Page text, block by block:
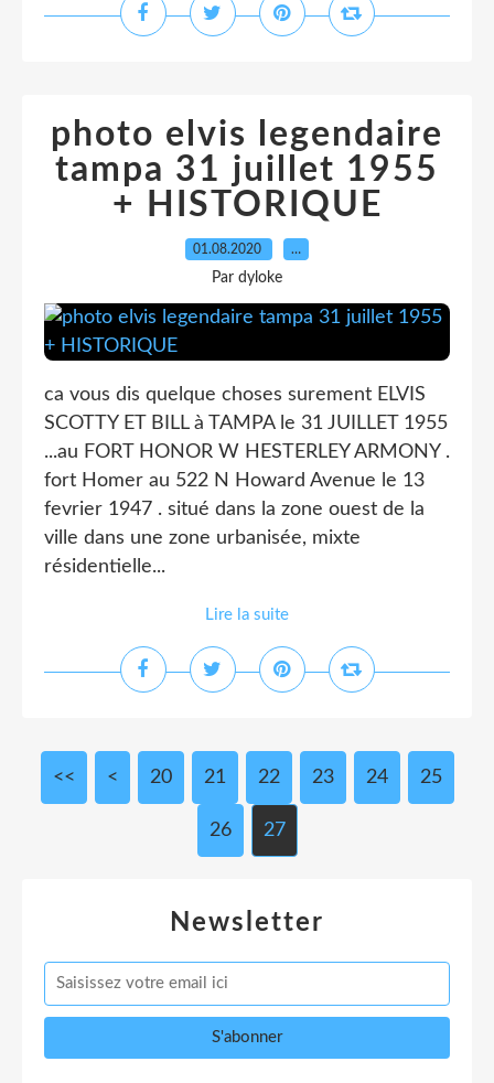
photo elvis legendaire
tampa 31 juillet 1955
+ HISTORIQUE
01.08.2020 …
Par dyloke
ca vous dis quelque choses surement ELVIS
SCOTTY ET BILL à TAMPA le 31 JUILLET 1955
...au FORT HONOR W HESTERLEY ARMONY .
fort Homer au 522 N Howard Avenue le 13
fevrier 1947 . situé dans la zone ouest de la
ville dans une zone urbanisée, mixte
résidentielle...
Lire la suite
<< < 10
20 21 22 23 24 25
26 27
Newsletter